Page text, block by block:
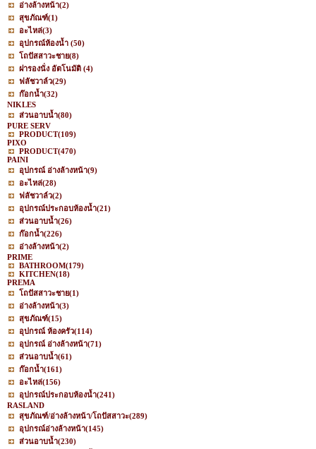
อ่างล้างหน้า(2)
สุขภัณฑ์(1)
อะไหล่(3)
อุปกรณ์ห้องน้ำ (50)
โถปัสสาวะชาย(8)
ฝารองนั่ง อัตโนมัติ (4)
ฟลัชวาล์ว(29)
ก๊อกน้ำ(32)
NIKLES
ส่วนอาบน้ำ(80)
PURE SERV
PRODUCT(109)
PIXO
PRODUCT(470)
PAINI
อุปกรณ์ อ่างล้างหน้า(9)
อะไหล่(28)
ฟลัชวาล์ว(2)
อุปกรณ์ประกอบห้องน้ำ(21)
ส่วนอาบน้ำ(26)
ก๊อกน้ำ(226)
อ่างล้างหน้า(2)
PRIME
BATHROOM(179)
KITCHEN(18)
PREMA
โถปัสสาวะชาย(1)
อ่างล้างหน้า(3)
สุขภัณฑ์(15)
อุปกรณ์ ห้องครัว(114)
อุปกรณ์ อ่างล้างหน้า(71)
ส่วนอาบน้ำ(61)
ก๊อกน้ำ(161)
อะไหล่(156)
อุปกรณ์ประกอบห้องน้ำ(241)
RASLAND
สุขภัณฑ์/อ่างล้างหน้า/โถปัสสาวะ(289)
อุปกรณ์อ่างล้างหน้า(145)
ส่วนอาบน้ำ(230)